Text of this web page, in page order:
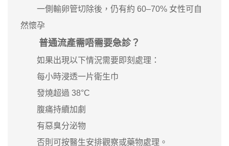
一側輸卵管切除後，仍有約 60–70% 女性可自
然懷孕
普通流產需唔需要急診？
如果出現以下情況需要即刻處理：
每小時浸透一片衛生巾
發燒超過 38°C
腹痛持續加劇
有惡臭分泌物
否則可按醫生安排觀察或藥物處理。